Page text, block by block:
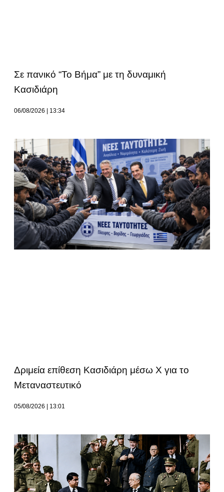
Σε πανικό “Το Βήμα” με τη δυναμική
Κασιδιάρη
06/08/2026 13:34
Δριμεία επίθεση Κασιδιάρη μέσω Χ για το
Μεταναστευτικό
05/08/2026 13:01